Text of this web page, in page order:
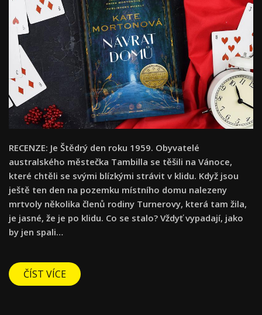
RECENZE: Je Štědrý den roku 1959. Obyvatelé
australského městečka Tambilla se těšili na Vánoce,
které chtěli se svými blízkými strávit v klidu. Když jsou
ještě ten den na pozemku místního domu nalezeny
mrtvoly několika členů rodiny Turnerovy, která tam žila,
je jasné, že je po klidu. Co se stalo? Vždyť vypadají, jako
by jen spali…
ČÍST VÍCE